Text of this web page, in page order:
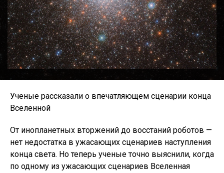
Ученые рассказали о впечатляющем сценарии конца
Вселенной
От инопланетных вторжений до восстаний роботов —
нет недостатка в ужасающих сценариев наступления
конца света. Но теперь ученые точно выяснили, когда
по одному из ужасающих сценариев Вселенная